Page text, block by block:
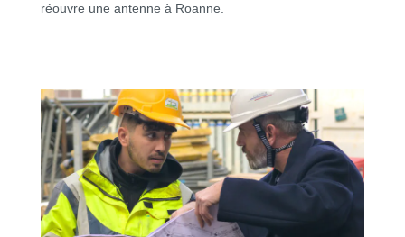
réouvre une antenne à Roanne.